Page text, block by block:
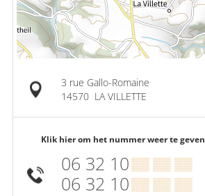
3 rue Gallo-Romaine
14570 LA VILLETTE
Klik hier om het nummer weer te geven
06 32 10▒▒ ▒▒ ▒▒
06 32 10▒▒ ▒▒ ▒▒